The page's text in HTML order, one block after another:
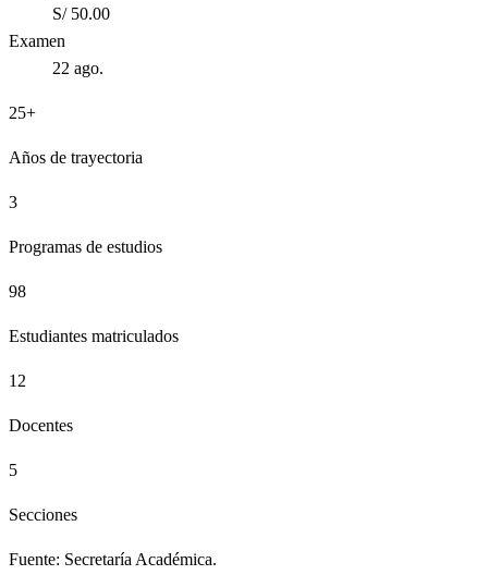
S/ 50.00
Examen
22 ago.
25+
Años de trayectoria
3
Programas de estudios
98
Estudiantes matriculados
12
Docentes
5
Secciones
Fuente: Secretaría Académica.